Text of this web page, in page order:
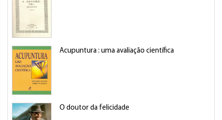
Acupuntura : uma avaliação científica
O doutor da felicidade